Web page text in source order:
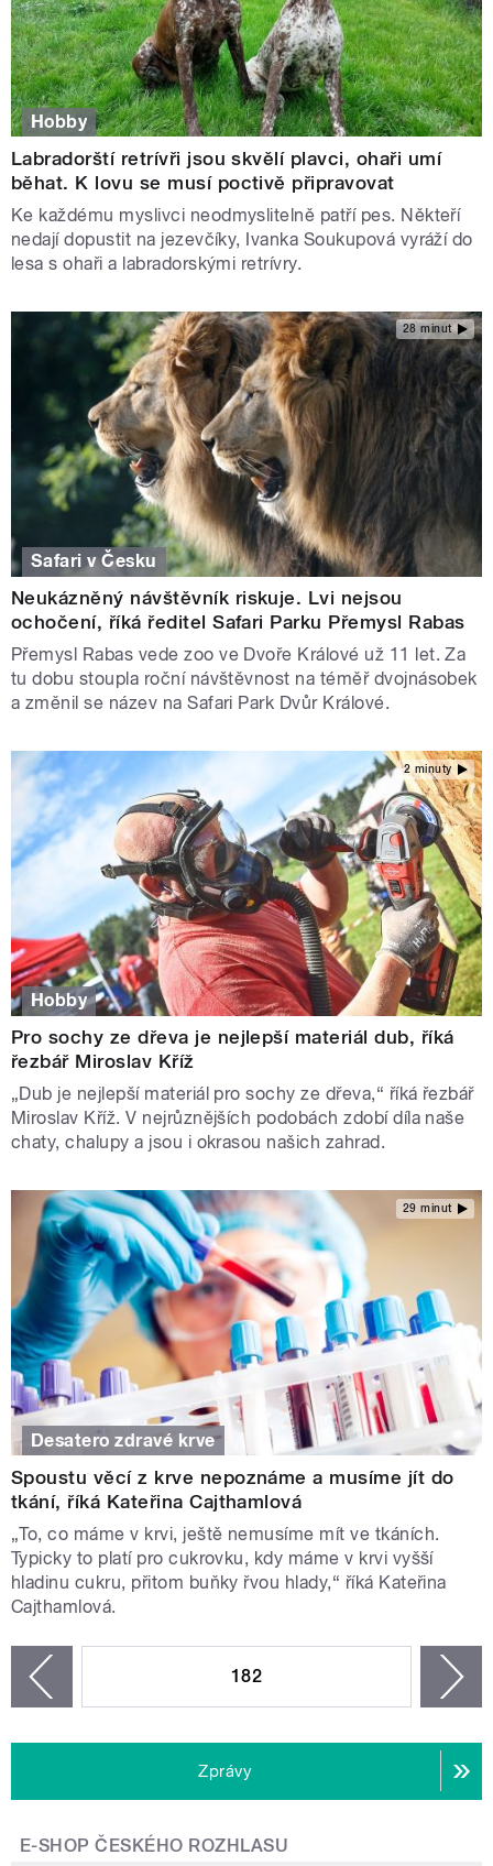
Hobby
Labradorští retrívři jsou skvělí plavci, ohaři umí
běhat. K lovu se musí poctivě připravovat
Ke každému myslivci neodmyslitelně patří pes. Někteří
nedají dopustit na jezevčíky, Ivanka Soukupová vyráží do
lesa s ohaři a labradorskými retrívry.
28 minut
Safari v Česku
Neukázněný návštěvník riskuje. Lvi nejsou
ochočení, říká ředitel Safari Parku Přemysl Rabas
Přemysl Rabas vede zoo ve Dvoře Králové už 11 let. Za
tu dobu stoupla roční návštěvnost na téměř dvojnásobek
a změnil se název na Safari Park Dvůr Králové.
2 minuty
Hobby
Pro sochy ze dřeva je nejlepší materiál dub, říká
řezbář Miroslav Kříž
„Dub je nejlepší materiál pro sochy ze dřeva,“ říká řezbář
Miroslav Kříž. V nejrůznějších podobách zdobí díla naše
chaty, chalupy a jsou i okrasou našich zahrad.
29 minut
Desatero zdravé krve
Spoustu věcí z krve nepoznáme a musíme jít do
tkání, říká Kateřina Cajthamlová
„To, co máme v krvi, ještě nemusíme mít ve tkáních.
Typicky to platí pro cukrovku, kdy máme v krvi vyšší
hladinu cukru, přitom buňky řvou hlady,“ říká Kateřina
Cajthamlová.
182
Zprávy
E-SHOP ČESKÉHO ROZHLASU